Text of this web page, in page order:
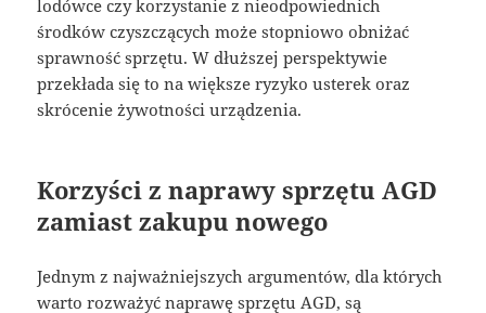
lodówce czy korzystanie z nieodpowiednich
środków czyszczących może stopniowo obniżać
sprawność sprzętu. W dłuższej perspektywie
przekłada się to na większe ryzyko usterek oraz
skrócenie żywotności urządzenia.
Korzyści z naprawy sprzętu AGD
zamiast zakupu nowego
Jednym z najważniejszych argumentów, dla których
warto rozważyć naprawę sprzętu AGD, są